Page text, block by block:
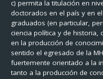
c) permita la titulación en
doctorados en el país y en
graduados (en particular,
ciencia política y de historia,
en la producción de
sentido el egresado de la
fuertemente orientado a la
tanto a la producción de